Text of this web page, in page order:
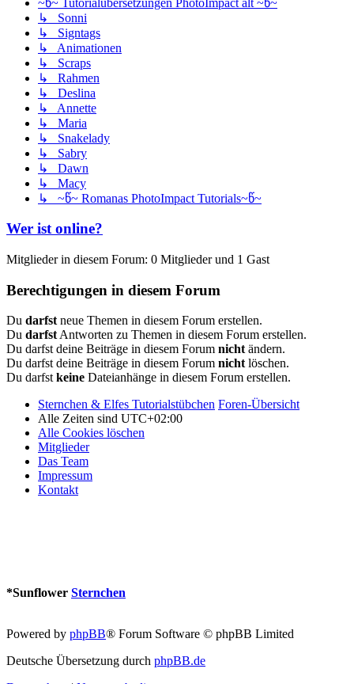
↳ Sonni
↳ Signtags
↳ Animationen
↳ Scraps
↳ Rahmen
↳ Deslina
↳ Annette
↳ Maria
↳ Snakelady
↳ Sabry
↳ Dawn
↳ Macy
↳ ~წ~ Romanas PhotoImpact Tutorials~წ~
Wer ist online?
Mitglieder in diesem Forum: 0 Mitglieder und 1 Gast
Berechtigungen in diesem Forum
Du darfstneue Themen in diesem Forum erstellen.
Du darfstAntworten zu Themen in diesem Forum erstellen.
Du darfst deine Beiträge in diesem Forum nichtändern.
Du darfst deine Beiträge in diesem Forum nichtlöschen.
Du darfstkeine Dateianhänge in diesem Forum erstellen.
Sternchen & Elfes Tutorialstübchen Foren-Übersicht
Alle Zeiten sind UTC+02:00
Alle Cookies löschen
Mitglieder
Das Team
Impressum
Kontakt
*Sunflower Sternchen
Powered by phpBB® Forum Software © phpBB Limited
Deutsche Übersetzung durch phpBB.de